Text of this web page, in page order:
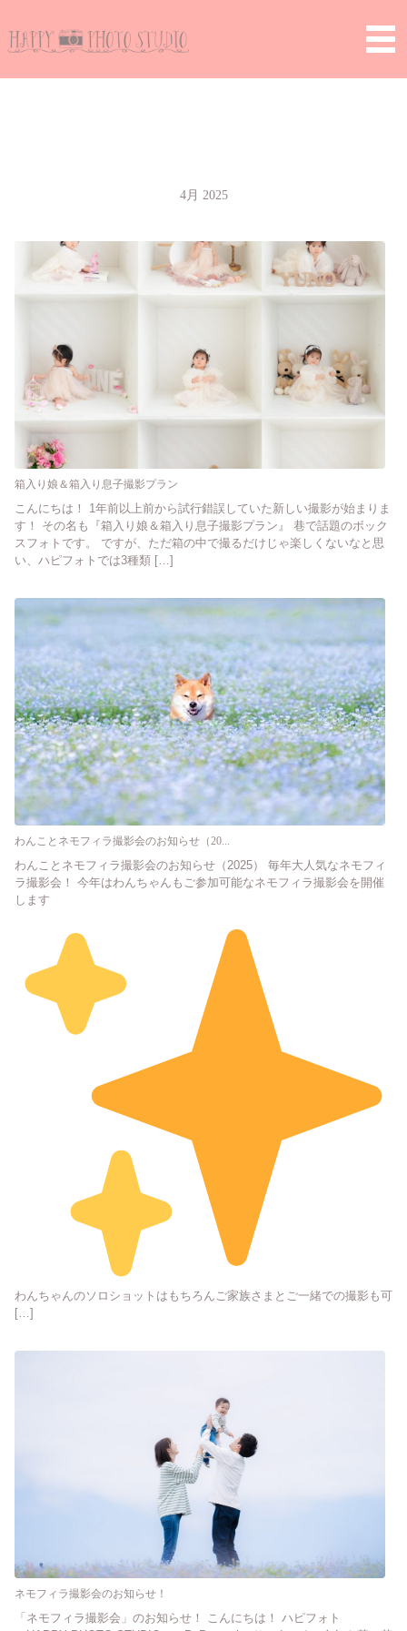
4月 2025
箱入り娘＆箱入り息子撮影プラン
こんにちは！ 1年前以上前から試行錯誤していた新しい撮影が始まりま
す！ その名も『箱入り娘＆箱入り息子撮影プラン』 巷で話題のボック
スフォトです。 ですが、ただ箱の中で撮るだけじゃ楽しくないなと思
い、ハピフォトでは3種類 […]
わんことネモフィラ撮影会のお知らせ（20...
わんことネモフィラ撮影会のお知らせ（2025） 毎年大人気なネモフィ
ラ撮影会！ 今年はわんちゃんもご参加可能なネモフィラ撮影会を開催
します
わんちゃんのソロショットはもちろんご家族さまとご一緒での撮影も可
[…]
ネモフィラ撮影会のお知らせ！
「ネモフィラ撮影会」のお知らせ！ こんにちは！ ハピフォト